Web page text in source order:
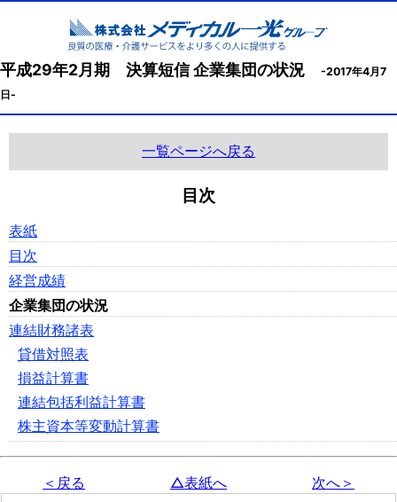
平成29年2月期 決算短信 企業集団の状況
-2017年4月7
日-
一覧ページへ戻る
目次
表紙
目次
経営成績
企業集団の状況
連結財務諸表
貸借対照表
損益計算書
連結包括利益計算書
株主資本等変動計算書
＜戻る △表紙へ 次へ＞